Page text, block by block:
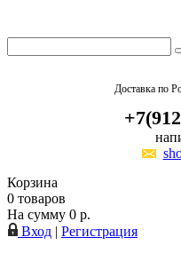
Доставка по
Корзина
0 товаров
На сумму 0 р.
Вход | Регистрация